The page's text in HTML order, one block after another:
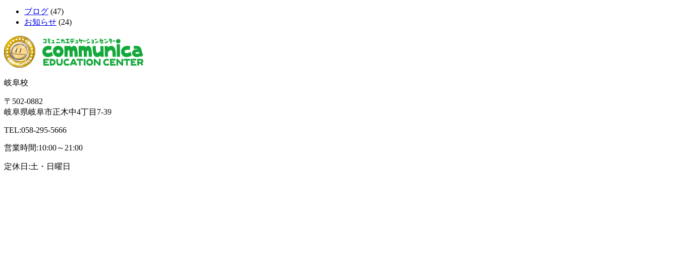
ブログ (47)
お知らせ (24)
岐阜校
〒502-0882
岐阜県岐阜市正木中4丁目7-39
TEL:058-295-5666
営業時間:10:00～21:00
定休日:土・日曜日